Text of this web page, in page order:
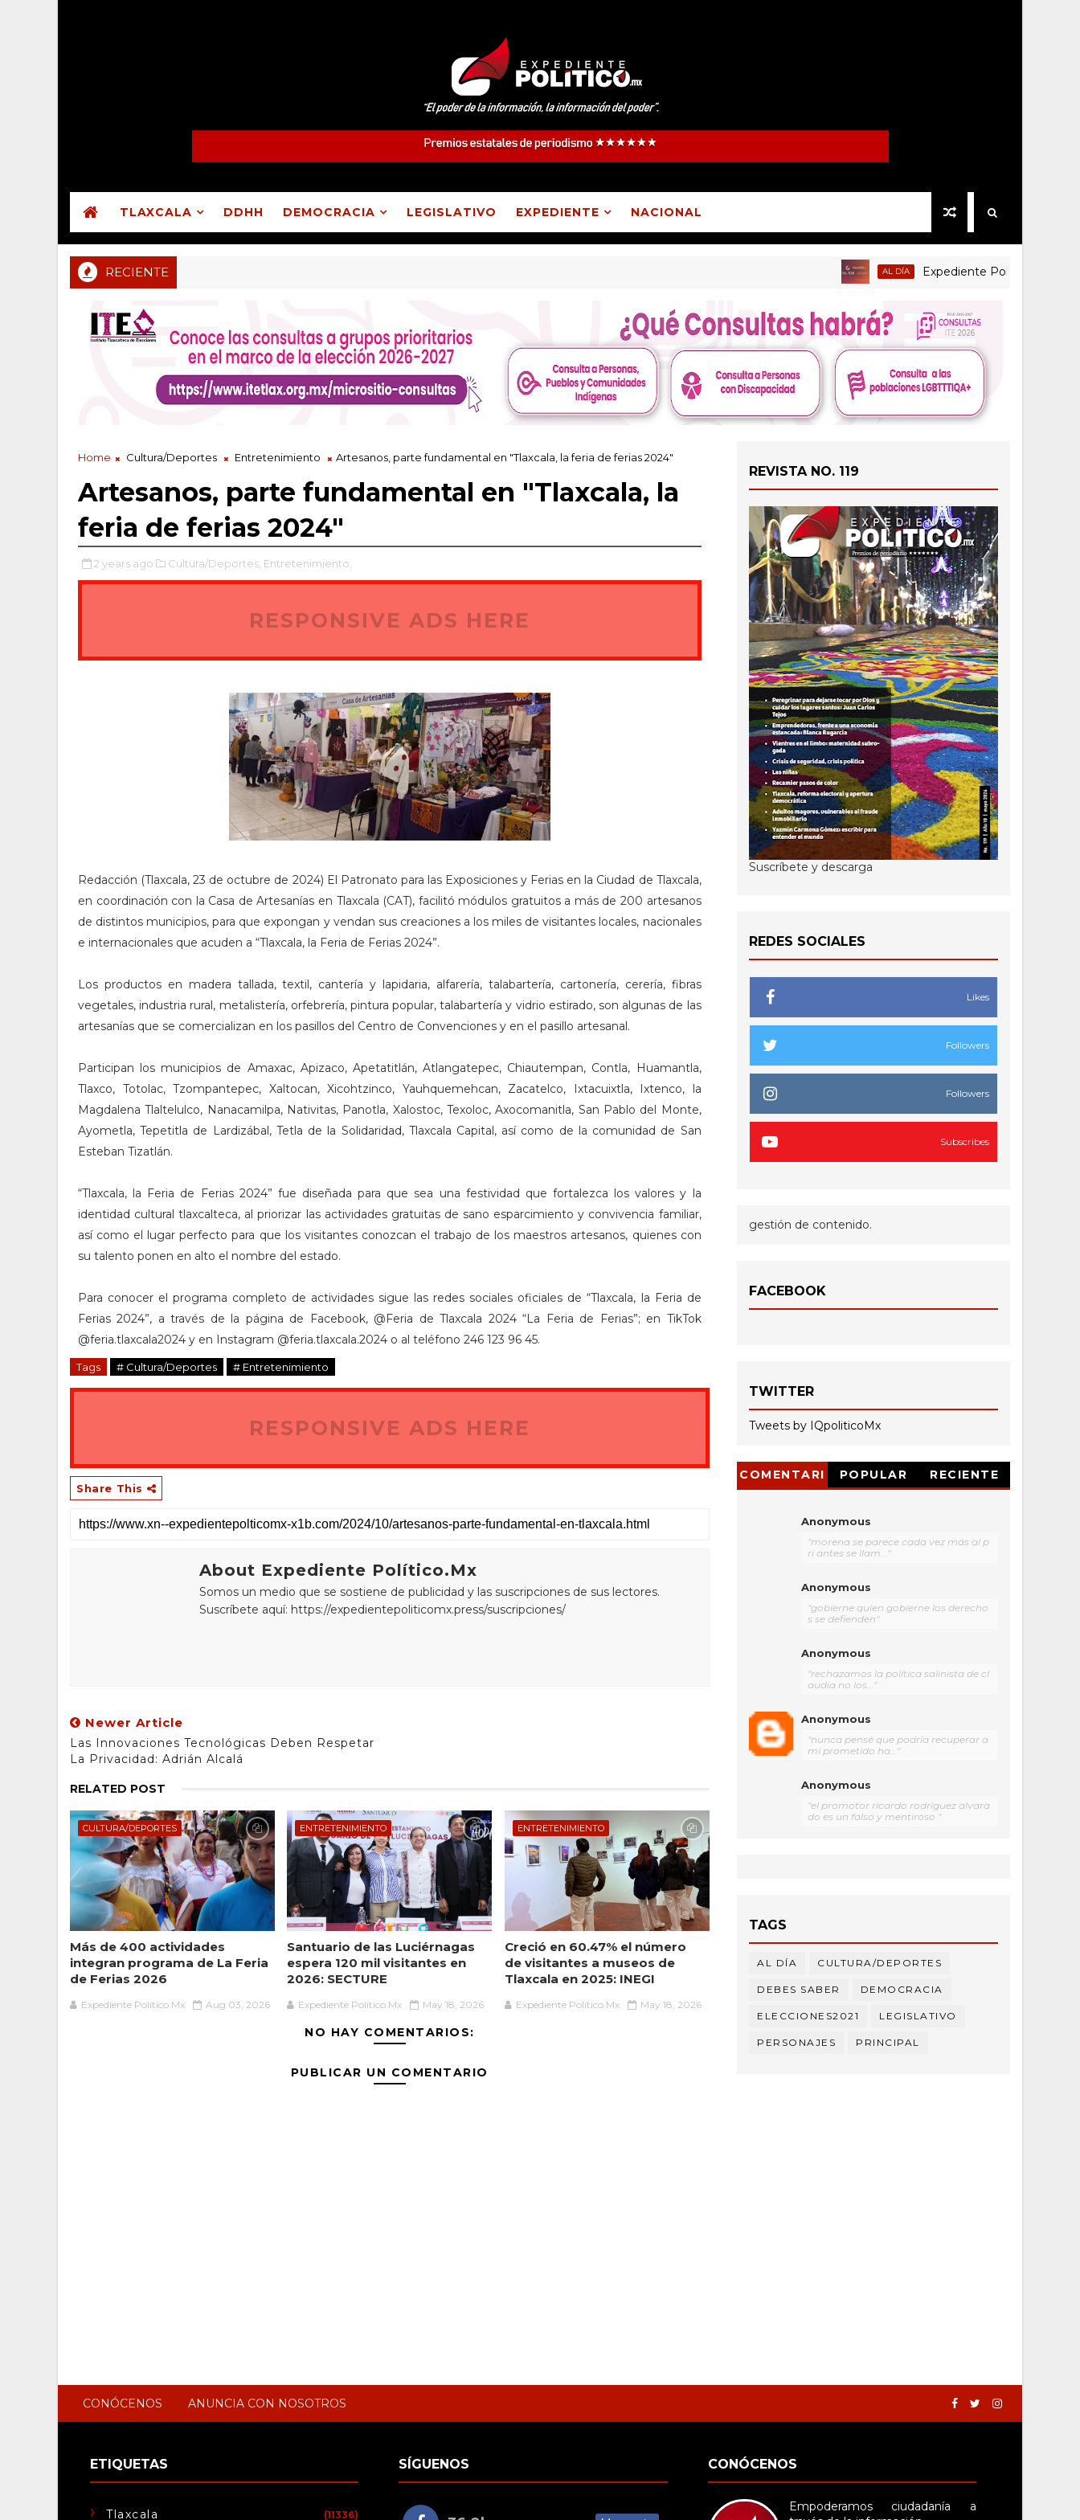
TLAXCALA DDHH DEMOCRACIA LEGISLATIVO EXPEDIENTE NACIONAL
RECIENTE AL DÍA Expediente Político.Mx no 1126
Home Cultura/Deportes Entretenimiento Artesanos, parte fundamental en "Tlaxcala, la feria de ferias 2024"
Artesanos, parte fundamental en "Tlaxcala, la
feria de ferias 2024"
2 years ago Cultura/Deportes, Entretenimiento,
RESPONSIVE ADS HERE
Redacción (Tlaxcala, 23 de octubre de 2024) El Patronato para las Exposiciones y Ferias en la Ciudad de Tlaxcala,
en coordinación con la Casa de Artesanías en Tlaxcala (CAT), facilitó módulos gratuitos a más de 200 artesanos
de distintos municipios, para que expongan y vendan sus creaciones a los miles de visitantes locales, nacionales
e internacionales que acuden a “Tlaxcala, la Feria de Ferias 2024”.
Los productos en madera tallada, textil, cantería y lapidaria, alfarería, talabartería, cartonería, cerería, fibras
vegetales, industria rural, metalistería, orfebrería, pintura popular, talabartería y vidrio estirado, son algunas de las
artesanías que se comercializan en los pasillos del Centro de Convenciones y en el pasillo artesanal.
Participan los municipios de Amaxac, Apizaco, Apetatitlán, Atlangatepec, Chiautempan, Contla, Huamantla,
Tlaxco, Totolac, Tzompantepec, Xaltocan, Xicohtzinco, Yauhquemehcan, Zacatelco, Ixtacuixtla, Ixtenco, la
Magdalena Tlaltelulco, Nanacamilpa, Nativitas, Panotla, Xalostoc, Texoloc, Axocomanitla, San Pablo del Monte,
Ayometla, Tepetitla de Lardizábal, Tetla de la Solidaridad, Tlaxcala Capital, así como de la comunidad de San
Esteban Tizatlán.
“Tlaxcala, la Feria de Ferias 2024” fue diseñada para que sea una festividad que fortalezca los valores y la
identidad cultural tlaxcalteca, al priorizar las actividades gratuitas de sano esparcimiento y convivencia familiar,
así como el lugar perfecto para que los visitantes conozcan el trabajo de los maestros artesanos, quienes con
su talento ponen en alto el nombre del estado.
Para conocer el programa completo de actividades sigue las redes sociales oficiales de “Tlaxcala, la Feria de
Ferias 2024”, a través de la página de Facebook, @Feria de Tlaxcala 2024 “La Feria de Ferias”; en TikTok
@feria.tlaxcala2024 y en Instagram @feria.tlaxcala.2024 o al teléfono 246 123 96 45.
Tags # Cultura/Deportes # Entretenimiento
RESPONSIVE ADS HERE
Share This
About Expediente Político.Mx
Somos un medio que se sostiene de publicidad y las suscripciones de sus lectores.
Suscríbete aquí: https://expedientepoliticomx.press/suscripciones/
Newer Article
Las Innovaciones Tecnológicas Deben Respetar
La Privacidad: Adrián Alcalá
RELATED POST
CULTURA/DEPORTES
Más de 400 actividades
integran programa de La Feria
de Ferias 2026
Expediente Político.Mx Aug 03, 2026
ENTRETENIMIENTO
Santuario de las Luciérnagas
espera 120 mil visitantes en
2026: SECTURE
Expediente Político.Mx May 18, 2026
ENTRETENIMIENTO
Creció en 60.47% el número
de visitantes a museos de
Tlaxcala en 2025: INEGI
Expediente Político.Mx May 18, 2026
NO HAY COMENTARIOS:
PUBLICAR UN COMENTARIO
REVISTA NO. 119
Suscríbete y descarga
REDES SOCIALES
Likes
Followers
Followers
Subscribes
gestión de contenido.
FACEBOOK
TWITTER
Tweets by IQpoliticoMx
COMENTARI
POPULAR RECIENTE
Anonymous
"morena se parece cada vez más al p
ri antes se llam..."
Anonymous
"gobierne quien gobierne los derecho
s se defienden"
Anonymous
"rechazamos la política salinista de cl
audia no los..."
Anonymous
"nunca pensé que podría recuperar a
mi prometido ha..."
Anonymous
"el promotor ricardo rodríguez alvara
do es un falso y mentiroso "
TAGS
AL DÍA CULTURA/DEPORTES
DEBES SABER DEMOCRACIA
ELECCIONES2021 LEGISLATIVO
PERSONAJES PRINCIPAL
CONÓCENOS ANUNCIA CON NOSOTROS
ETIQUETAS
Tlaxcala (11336)
SÍGUENOS CONÓCENOS
Empoderamos ciudadanía a